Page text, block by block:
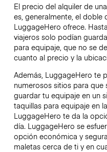
El precio del alquiler de
es, generalmente, el
LuggageHero ofrece.
viajeros solo podían
para equipaje, que no se
cuanto al precio y la
Además, LuggageHero te
numerosos sitios para
guardar tu equipaje en un
taquillas para equipaje en
LuggageHero te da la
día. LuggageHero se
opción económica y
maletas cerca de ti y en